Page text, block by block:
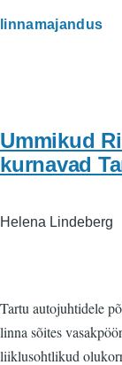
linnamajandus
Ummikud
kurnavad
Helena Lindeberg
Tartu autojuhtidele
linna sõites
liiklusohtlikud